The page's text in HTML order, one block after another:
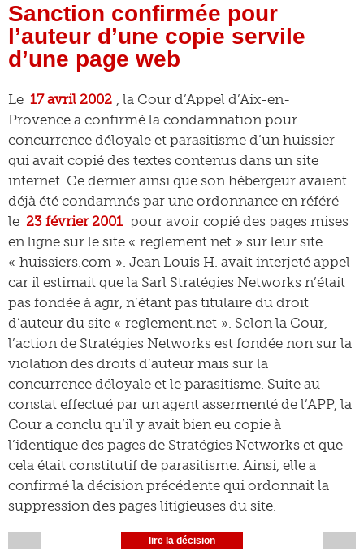
Sanction confirmée pour
l’auteur d’une copie servile
d’une page web
Le 17 avril 2002 , la Cour d’Appel d’Aix-en-
Provence a confirmé la condamnation pour
concurrence déloyale et parasitisme d’un huissier
qui avait copié des textes contenus dans un site
internet. Ce dernier ainsi que son hébergeur avaient
déjà été condamnés par une ordonnance en référé
le 23 février 2001 pour avoir copié des pages mises
en ligne sur le site « reglement.net » sur leur site
« huissiers.com ». Jean Louis H. avait interjeté appel
car il estimait que la Sarl Stratégies Networks n’était
pas fondée à agir, n’étant pas titulaire du droit
d’auteur du site « reglement.net ». Selon la Cour,
l’action de Stratégies Networks est fondée non sur la
violation des droits d’auteur mais sur la
concurrence déloyale et le parasitisme. Suite au
constat effectué par un agent assermenté de l’APP, la
Cour a conclu qu’il y avait bien eu copie à
l’identique des pages de Stratégies Networks et que
cela était constitutif de parasitisme. Ainsi, elle a
confirmé la décision précédente qui ordonnait la
suppression des pages litigieuses du site.
lire la décision